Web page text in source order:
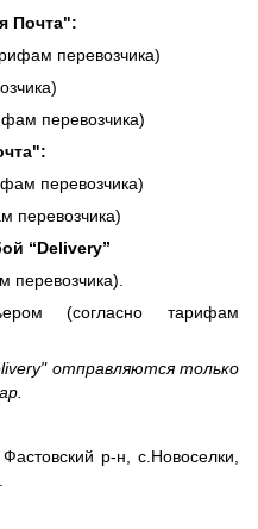
Почта":
перевозчика)
перевозчика)
перевозчика)
перевозчика)
“Delivery”
перевозчика).
(согласно тарифам
отправляются только
р-н, с.Новоселки,